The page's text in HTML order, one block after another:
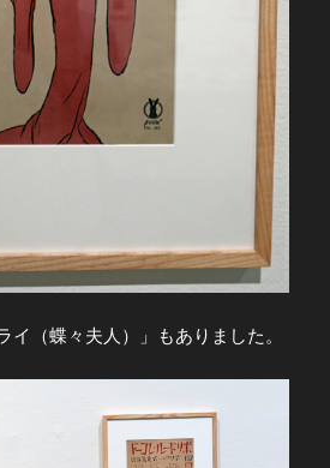
（蝶々夫人）」もありました。